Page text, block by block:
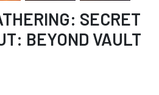
SECRET
BEYOND VAULT